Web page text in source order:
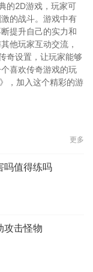
的2D游戏，玩家可
的战斗。游戏中有
提升自己的实力和
他玩家互动交流，
奇设置，让玩家能够
喜欢传奇游戏的玩
，加入这个精彩的游
更多
吗值得练吗
攻击怪物